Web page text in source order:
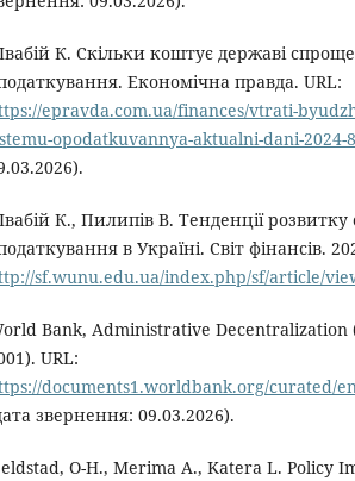
К. Скільки коштує державі
Економічна правда. URL:
epravda.com.ua/finances/vtrati-
opodatkuvannya-aktualni-dani-2024-
К., Пилипів В. Тенденції
в Україні. Світ фінансів.
sf.wunu.edu.ua/index.php/sf/article/
Bank, Administrative Decentralization
URL:
documents1.worldbank.org/curated/
звернення: 09.03.2026).
O-H., Merima A., Katera L. Policy